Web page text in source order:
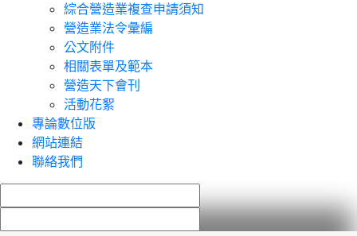
綜合營造業複查申請須知
營造業法令彙編
公文附件
相關表單及範本
營造天下會刊
活動花絮
專論數位版
網站連結
聯絡我們